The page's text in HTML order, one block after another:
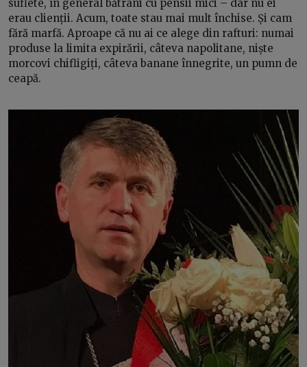
suflete, în general bătrâni cu pensii mici – dar nu ei
erau clienții. Acum, toate stau mai mult închise. Și cam
fără marfă. Aproape că nu ai ce alege din rafturi: numai
produse la limita expirării, câteva napolitane, niște
morcovi chifligiți, câteva banane înnegrite, un pumn de
ceapă.